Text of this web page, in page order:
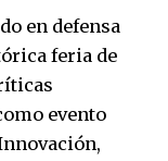
en defensa
feria de
evento